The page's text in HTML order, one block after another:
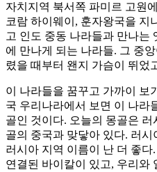
자치지역 북서쪽 파미르 고원
코람 하이웨이, 훈자왕국을 지
고 인도 중동 나라들과 만나는
에 만나게 되는 나라들. 그 중
렸을 때부터 왠지 가슴이 뛰었
이 나라들을 꿈꾸고 가까이 보
국 우리나라에서 보면 이 나라
골인 것이다. 오늘의 몽골은
골의 중국과 맞닿아 있다. 러
러시아 지역 이름이 난 더 좋
연결된 바이칼이 있고, 우리와